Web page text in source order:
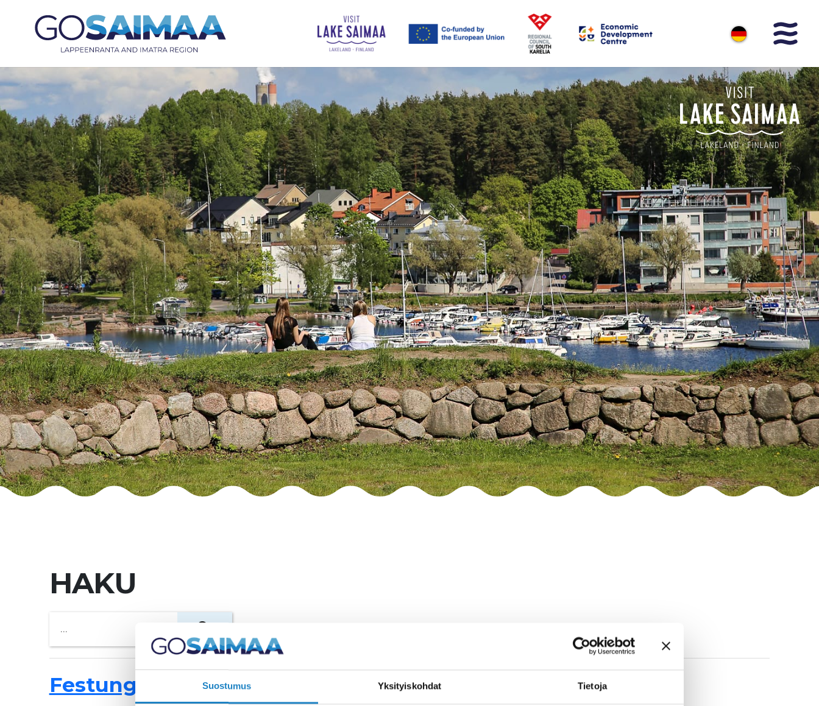
Suostumus Yksityiskohdat Tietoja
HAKU
Festung von Lappeenranta